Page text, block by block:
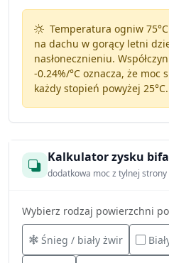
Temperatura ogniw
na dachu w gorący letni
nasłonecznieniu.
-0.24%/°Coznacza, że moc
każdy stopień powyżej 25°C.
Kalkulator zysku
dodatkowa moc z tylnej strony
Wybierz rodzaj powierzchni
Śnieg / biały żwir